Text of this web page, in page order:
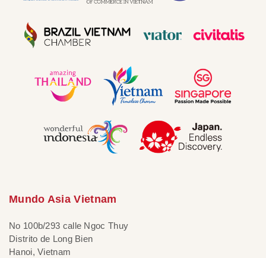
Mundo Asia Vietnam
No 100b/293 calle Ngoc Thuy
Distrito de Long Bien
Hanoi, Vietnam